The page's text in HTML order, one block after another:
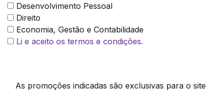
Desenvolvimento Pessoal
Direito
Economia, Gestão e Contabilidade
Li e aceito os termos e condições.
As promoções indicadas são exclusivas para o site